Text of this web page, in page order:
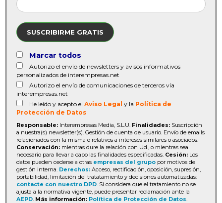
SUSCRIBIRME GRATIS
Marcar todos
Autorizo el envío de newsletters y avisos informativos
personalizados de interempresas.net
Autorizo el envío de comunicaciones de terceros vía
interempresas.net
He leído y acepto el Aviso Legal y la Política de
Protección de Datos
Responsable: Interempresas Media, S.L.U. Finalidades: Suscripción
a nuestra(s) newsletter(s). Gestión de cuenta de usuario. Envío de emails
relacionados con la misma o relativos a intereses similares o asociados.
Conservación: mientras dure la relación con Ud., o mientras sea
necesario para llevar a cabo las finalidades especificadas. Cesión: Los
datos pueden cederse a otras empresas del grupo por motivos de
gestión interna. Derechos: Acceso, rectificación, oposición, supresión,
portabilidad, limitación del tratatamiento y decisiones automatizadas:
contacte con nuestro DPD . Si considera que el tratamiento no se
ajusta a la normativa vigente, puede presentar reclamación ante la
AEPD Más información: Política de Protección de Datos